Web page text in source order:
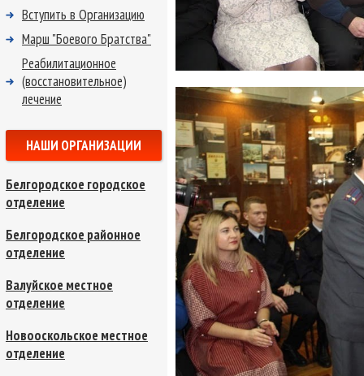
Вступить в Организацию
Марш "Боевого Братства"
Реабилитационное
(восстановительное)
лечение
НАШИ ОРГАНИЗАЦИИ
Белгородское городское
отделение
Белгородское районное
отделение
Валуйское местное
отделение
Новооскольское местное
отделение